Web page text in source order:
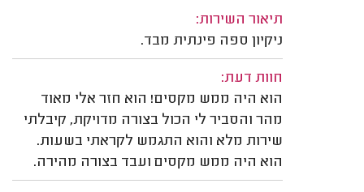
תיאור השירות:
ניקיון ספה פינתית מבד.
חוות דעת:
הוא היה ממש מקסים! הוא חזר אלי מאוד
מהר והסביר לי הכול בצורה מדויקת, קיבלתי
שירות מלא והוא התגמש לקראתי בשעות.
הוא היה ממש מקסים ועבד בצורה מהירה.